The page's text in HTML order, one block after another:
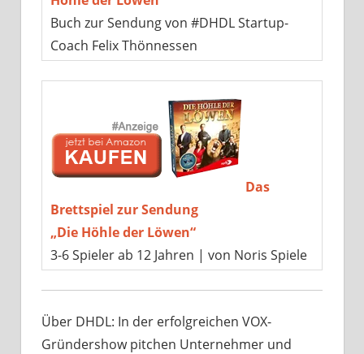
Buch zur Sendung von #DHDL Startup-
Coach Felix Thönnessen
Das
Brettspiel zur Sendung
„Die Höhle der Löwen“
3-6 Spieler ab 12 Jahren | von Noris Spiele
Über DHDL: In der erfolgreichen VOX-
Gründershow pitchen Unternehmer und